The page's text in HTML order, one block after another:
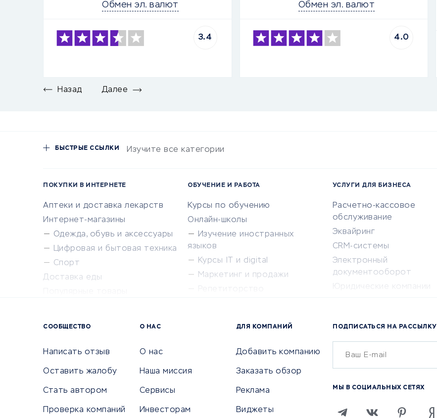
Обмен эл. валют
3.4
Обмен эл. валют
4.0
Назад Далее
БЫСТРЫЕ ССЫЛКИ Изучите все категории
ПОКУПКИ В ИНТЕРНЕТЕ
Аптеки и доставка лекарств
Интернет-магазины
Одежда, обувь и аксессуары
Цифровая и бытовая техника
Спорт
Доставка еды
ОБУЧЕНИЕ И РАБОТА
Курсы по обучению
Онлайн-школы
Изучение иностранных
языков
Курсы IT и digital
Маркетинг и продажи
Университеты
УСЛУГИ ДЛЯ БИЗНЕСА
Расчетно-кассовое
обслуживание
Эквайринг
CRM-системы
Электронный
документооборот
Юридические компании
Бухгалтерия онлайн
Онлайн-кассы
SERM
СООБЩЕСТВО
Написать отзыв
Оставить жалобу
Стать автором
Проверка компаний
О НАС
О нас
Наша миссия
Сервисы
Инвесторам
ДЛЯ КОМПАНИЙ
Добавить компанию
Заказать обзор
Реклама
Виджеты
ПОДПИСАТЬСЯ НА РАССЫЛКУ
МЫ В СОЦИАЛЬНЫХ СЕТЯХ